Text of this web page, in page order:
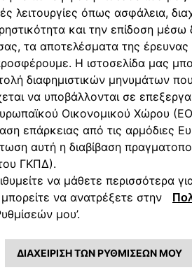
Σημείωση: Στην τιμή δεν